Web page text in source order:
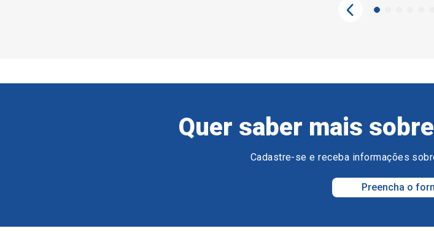
Quer saber mais
Cadastre-se e receba informações
Preencha o